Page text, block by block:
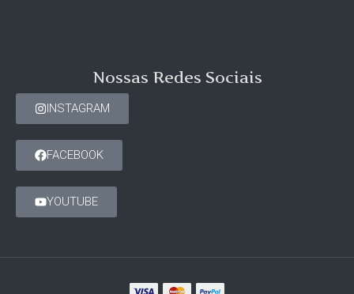
Nossas Redes Sociais
INSTAGRAM
FACEBOOK
YOUTUBE